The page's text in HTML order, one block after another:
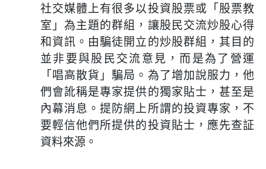
社交媒體上有很多以投資股票或「股票教
室」為主題的群組，讓股民交流炒股心得
和資訊。由騙徒開立的炒股群組，其目的
並非要與股民交流意見，而是為了營運
「唱高散貨」騙局。為了增加說服力，他
們會訛稱是專家提供的獨家貼士，甚至是
內幕消息。提防網上所謂的投資專家，不
要輕信他們所提供的投資貼士，應先查証
資料來源。